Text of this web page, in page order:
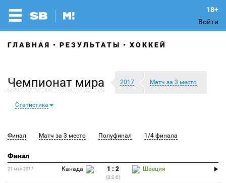
Войти
ГЛАВНАЯ РЕЗУЛЬТАТЫ ХОККЕЙ
Чемпионат мира 2017 Матч за 3 место
Статистика
Финал Матч за 3 место Полуфинал 1/4 финала
Финал
21 мая 2017 Канада 1 : 2 Швеция
(0:2 б)